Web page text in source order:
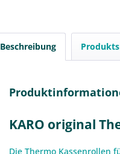
Beschreibung
KARO original
Die Thermo Kassenrollen